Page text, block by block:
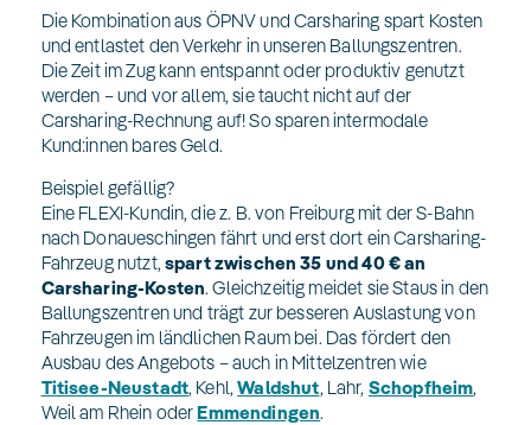
Die Kombination aus ÖPNV und Carsharing spart Kosten
und entlastet den Verkehr in unseren Ballungszentren.
Die Zeit im Zug kann entspannt oder produktiv genutzt
werden – und vor allem, sie taucht nicht auf der
Carsharing-Rechnung auf! So sparen intermodale
Kund:innen bares Geld.
Beispiel gefällig?
Eine FLEXI-Kundin, die z. B. von Freiburg mit der S-Bahn
nach Donaueschingen fährt und erst dort ein Carsharing-
Fahrzeug nutzt, spart zwischen 35 und 40 € an
Carsharing-Kosten. Gleichzeitig meidet sie Staus in den
Ballungszentren und trägt zur besseren Auslastung von
Fahrzeugen im ländlichen Raum bei. Das fördert den
Ausbau des Angebots – auch in Mittelzentren wie
Titisee-Neustadt, Kehl,Waldshut, Lahr, Schopfheim,
Weil am Rhein oderEmmendingen.